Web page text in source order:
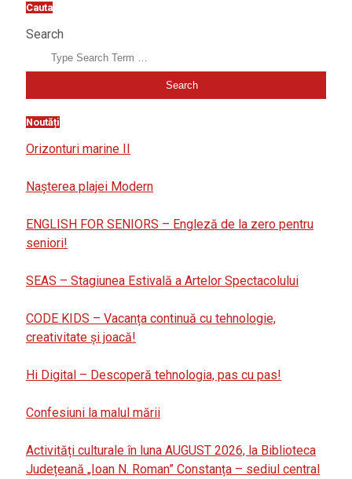
Cauta
Search
Noutăți
Orizonturi marine II
Nașterea plajei Modern
ENGLISH FOR SENIORS – Engleză de la zero pentru
seniori!
SEAS – Stagiunea Estivală a Artelor Spectacolului
CODE KIDS – Vacanța continuă cu tehnologie,
creativitate și joacă!
Hi Digital – Descoperă tehnologia, pas cu pas!
Confesiuni la malul mării
Activități culturale în luna AUGUST 2026, la Biblioteca
Județeană „Ioan N. Roman” Constanța – sediul central